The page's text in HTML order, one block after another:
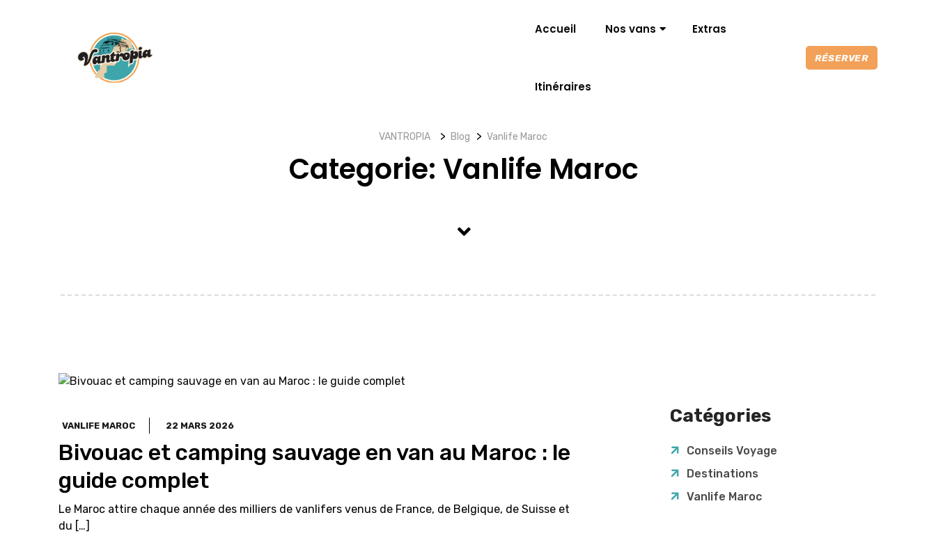
Accueil Nos vans Extras
Itinéraires
RÉSERVER
VANTROPIA > Blog > Vanlife Maroc
Categorie: Vanlife Maroc
VANLIFE MAROC 22 MARS 2026
Bivouac et camping sauvage en van au Maroc : le
guide complet
Le Maroc attire chaque année des milliers de vanlifers venus de France, de Belgique, de Suisse et
du […]
Catégories
Conseils Voyage
Destinations
Vanlife Maroc